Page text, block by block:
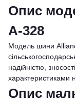
Опис
А-328
Модель шини
надійністю,
характеристиками
Опис